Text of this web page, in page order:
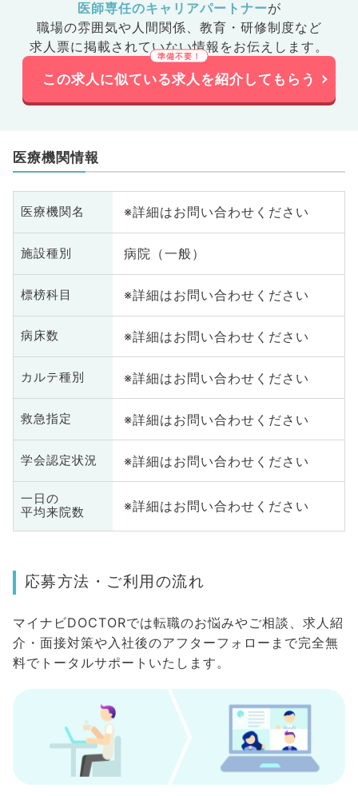
医師専任のキャリアパートナーが
職場の雰囲気や人間関係、 教育・研修制度など
求人票に掲載されていない情報をお伝えします。
この求人に似ている求人を紹介してもらう
医療機関情報
医療機関名 ※詳細はお問い合わせください
施設種別 病院（一般）
標榜科目 ※詳細はお問い合わせください
病床数 ※詳細はお問い合わせください
カルテ種別 ※詳細はお問い合わせください
救急指定 ※詳細はお問い合わせください
学会認定状況 ※詳細はお問い合わせください
一日の
平均来院数
※詳細はお問い合わせください
応募方法・ご利用の流れ
マイナビDOCTORでは転職のお悩みやご相談、求人紹
介・面接対策や入社後のアフターフォローまで完全無
料でトータルサポートいたします。